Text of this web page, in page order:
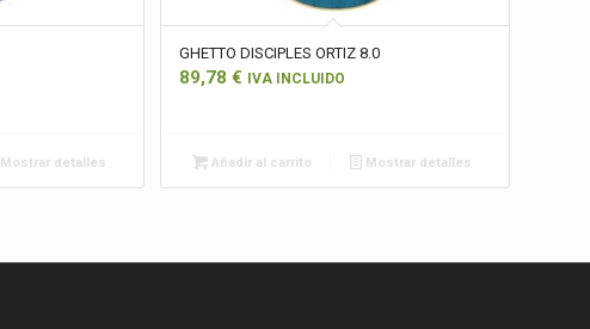
Mostrar detalles
GHETTO DISCIPLES ORTIZ 8.0
89,78 € IVA INCLUIDO
Añadir al carrito Mostrar detalles